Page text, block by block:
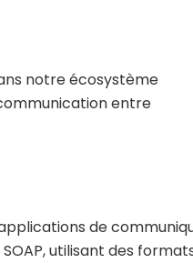
notre écosystème
entre
de
utilisant des